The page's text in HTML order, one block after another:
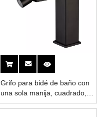
Grifo para bidé de baño con
una sola manija, cuadrado,
negro mate, de acero